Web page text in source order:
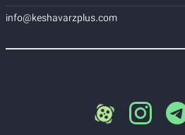
info@keshavarzplus.com